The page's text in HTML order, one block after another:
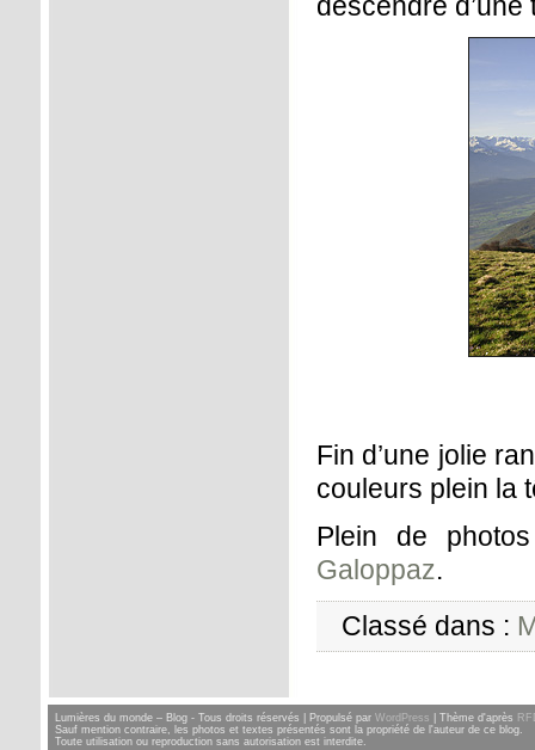
Fin d’une jolie
couleurs plein la
Plein de
Galoppaz.
Classé dans :
Lumières du monde – Blog - Tous droits réservés | Propulsé par WordPress | Thème d'après
Sauf mention contraire, les photos et textes présentés sont la propriété de l'auteur de ce blog.
Toute utilisation ou reproduction sans autorisation est interdite.